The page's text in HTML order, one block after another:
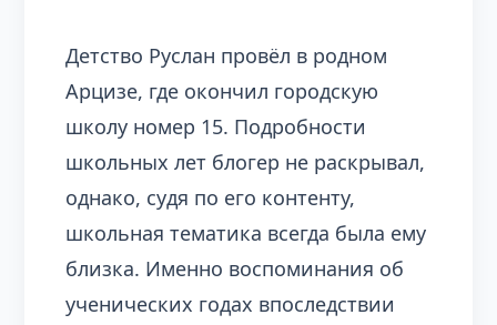
Детство Руслан провёл в родном
Арцизе, где окончил городскую
школу номер 15. Подробности
школьных лет блогер не раскрывал,
однако, судя по его контенту,
школьная тематика всегда была ему
близка. Именно воспоминания об
ученических годах впоследствии